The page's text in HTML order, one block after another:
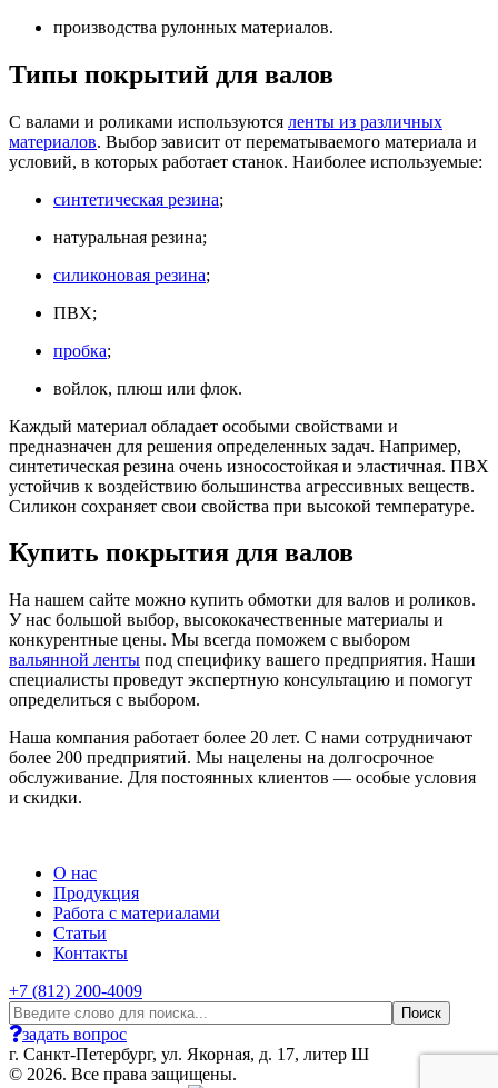
производства рулонных материалов.
Типы покрытий для валов
С валами и роликами используются ленты из различных
материалов. Выбор зависит от перематываемого материала и
условий, в которых работает станок. Наиболее используемые:
синтетическая резина;
натуральная резина;
силиконовая резина;
ПВХ;
пробка;
войлок, плюш или флок.
Каждый материал обладает особыми свойствами и
предназначен для решения определенных задач. Например,
синтетическая резина очень износостойкая и эластичная. ПВХ
устойчив к воздействию большинства агрессивных веществ.
Силикон сохраняет свои свойства при высокой температуре.
Купить покрытия для валов
На нашем сайте можно купить обмотки для валов и роликов.
У нас большой выбор, высококачественные материалы и
конкурентные цены. Мы всегда поможем с выбором
вальянной ленты под специфику вашего предприятия. Наши
специалисты проведут экспертную консультацию и помогут
определиться с выбором.
Наша компания работает более 20 лет. С нами сотрудничают
более 200 предприятий. Мы нацелены на долгосрочное
обслуживание. Для постоянных клиентов — особые условия
и скидки.
О нас
Продукция
Работа с материалами
Статьи
Контакты
+7 (812) 200-4009
задать вопрос
г. Санкт-Петербург, ул. Якорная, д. 17, литер Ш
© 2026. Все права защищены.